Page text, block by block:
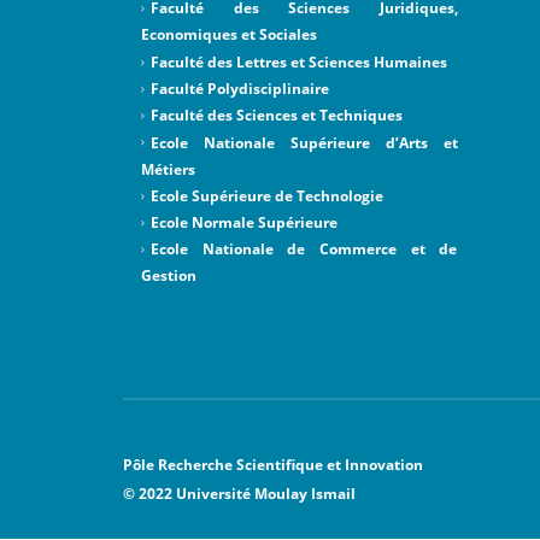
Faculté des Sciences Juridiques,
Economiques et Sociales
Faculté des Lettres et Sciences Humaines
Faculté Polydisciplinaire
Faculté des Sciences et Techniques
Ecole Nationale Supérieure d’Arts et
Métiers
Ecole Supérieure de Technologie
Ecole Normale Supérieure
Ecole Nationale de Commerce et de
Gestion
Pôle Recherche Scientifique et Innovation
© 2022 Université Moulay Ismail